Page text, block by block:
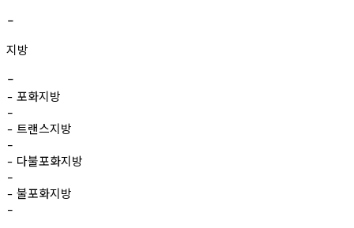
-
지방
-
- 포화지방
-
- 트랜스지방
-
- 다불포화지방
-
- 불포화지방
-